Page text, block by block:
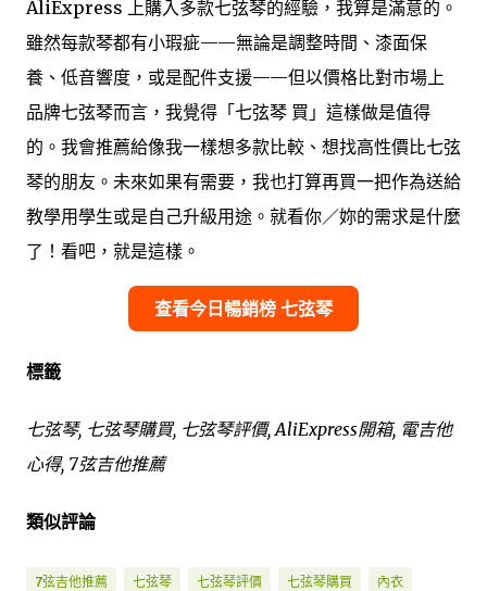
AliExpress 上購入多款七弦琴的經驗，我算是滿意的。
雖然每款琴都有小瑕疵——無論是調整時間、漆面保
養、低音響度，或是配件支援——但以價格比對市場上
品牌七弦琴而言，我覺得「七弦琴 買」這樣做是值得
的。我會推薦給像我一樣想多款比較、想找高性價比七弦
琴的朋友。未來如果有需要，我也打算再買一把作為送給
教學用學生或是自己升級用途。就看你／妳的需求是什麼
了！看吧，就是這樣。
查看今日暢銷榜 七弦琴
標籤
七弦琴, 七弦琴購買, 七弦琴評價, AliExpress開箱, 電吉他
心得, 7弦吉他推薦
類似評論
7弦吉他推薦 七弦琴 七弦琴評價 七弦琴購買 內衣